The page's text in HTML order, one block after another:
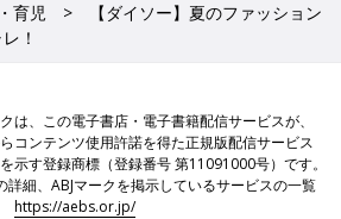
育児
【ダイソー】夏のファッション
！
は、この電子書店・電子書籍配信サービスが、
コンテンツ使用許諾を得た正規版配信サービス
示す登録商標（登録番号 第11091000号）です。
詳細、ABJマークを掲示しているサービスの一覧
→https://aebs.or.jp/